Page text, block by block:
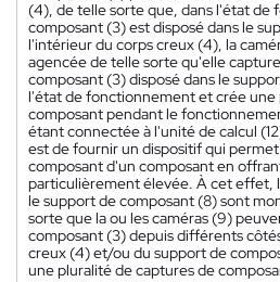
(4), de telle sorte que, dans l'état de
composant (3) est disposé dans le
l'intérieur du corps creux (4), la
agencée de telle sorte qu'elle
composant (3) disposé dans le
l'état de fonctionnement et crée une
composant pendant le
étant connectée à l'unité de calcul
est de fournir un dispositif qui
composant d'un composant en
particulièrement élevée. À cet effet,
le support de composant (8) sont
sorte que la ou les caméras (9)
composant (3) depuis différents
creux (4) et/ou du support de
une pluralité de captures de